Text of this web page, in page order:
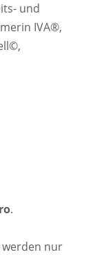
und
IVA®,
.
nur